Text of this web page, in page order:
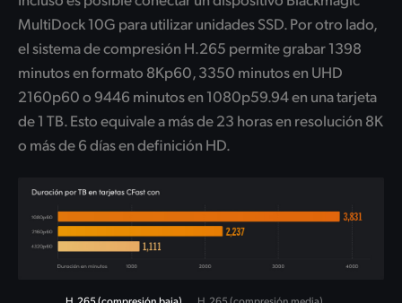
MultiDock 10G para utilizar unidades SSD. Por otro lado,
el sistema de compresión H.265 permite grabar 1398
minutos en formato 8Kp60, 3350 minutos en UHD
2160p60 o 9446 minutos en 1080p59.94 en una tarjeta
de 1 TB. Esto equivale a más de 23 horas en resolución 8K
o más de 6 días en definición HD.